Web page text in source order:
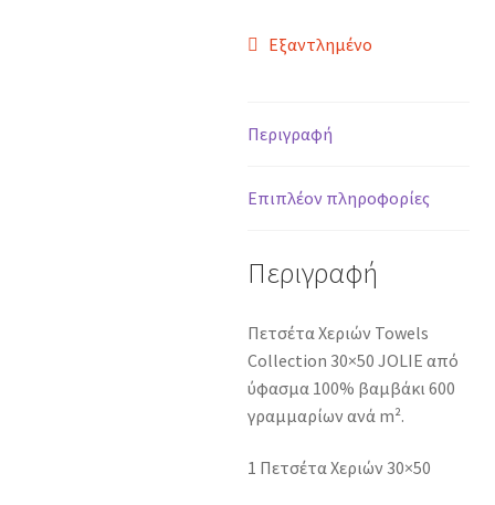
Εξαντλημένο
Περιγραφή
Επιπλέον πληροφορίες
Περιγραφή
Πετσέτα Χεριών Towels
Collection 30×50 JOLIE από
ύφασμα 100% βαμβάκι 600
γραμμαρίων ανά m².
1 Πετσέτα Χεριών 30×50